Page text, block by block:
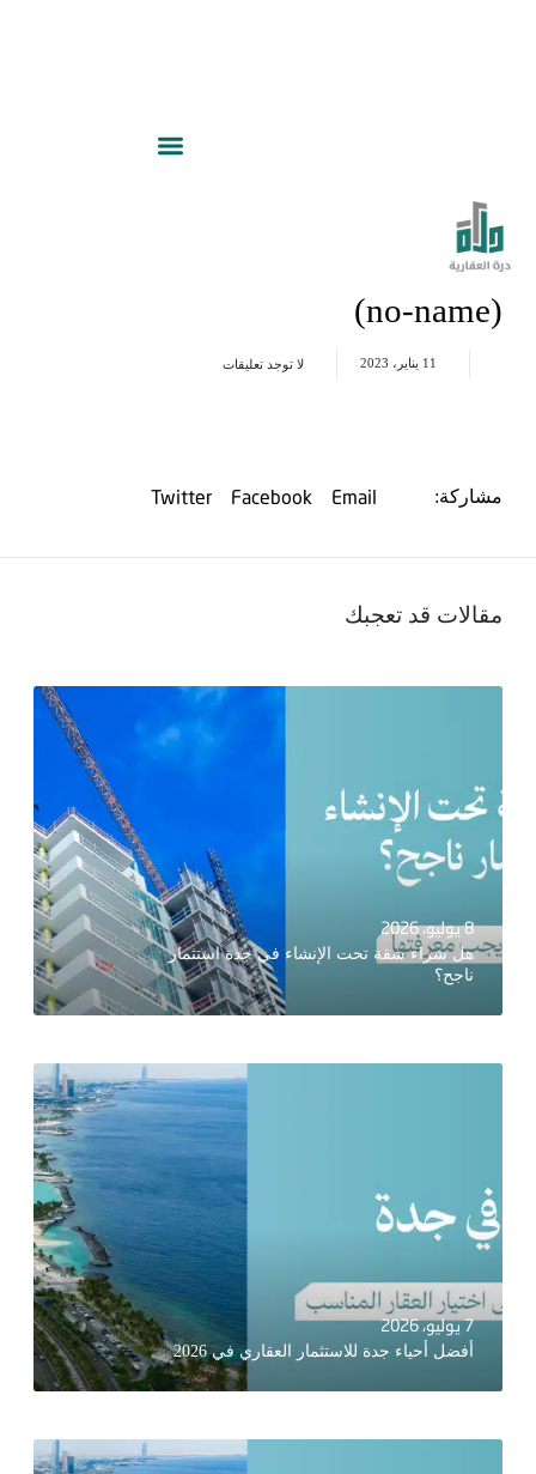
(no-name)
11 يناير، 2023 لا توجد تعليقات
مشاركة: Email
Facebook
Twitter
مقالات قد تعجبك
8 يوليو، 2026
هل شراء شقة تحت الإنشاء في جدة استثمار
ناجح؟
7 يوليو، 2026
أفضل أحياء جدة للاستثمار العقاري في 2026